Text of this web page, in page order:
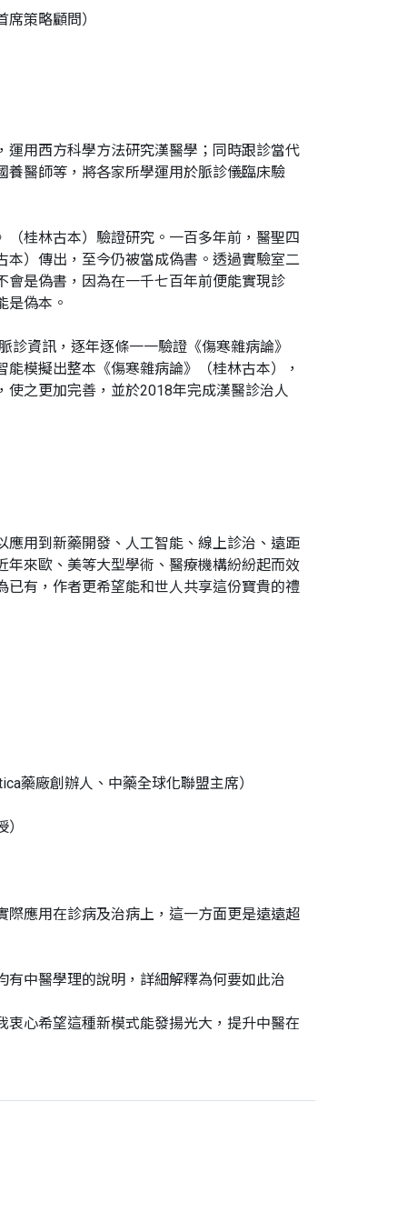
策略顧問）
用西方科學方法研究漢醫學；同時跟診當代
醫師等，將各家所學運用於脈診儀臨床驗
桂林古本）驗證研究。一百多年前，醫聖四
）傳出，至今仍被當成偽書。透過實驗室二
是偽書，因為在一千七百年前便能實現診
是偽本。
資訊，逐年逐條一一驗證《傷寒雜病論》
模擬出整本《傷寒雜病論》（桂林古本），
之更加完善，並於2018年完成漢醫診治人
用到新藥開發、人工智能、線上診治、遠距
來歐、美等大型學術、醫療機構紛紛起而效
有，作者更希望能和世人共享這份寶貴的禮
藥廠創辦人、中藥全球化聯盟主席）
應用在診病及治病上，這一方面更是遠遠超
中醫學理的說明，詳細解釋為何要如此治
心希望這種新模式能發揚光大，提升中醫在